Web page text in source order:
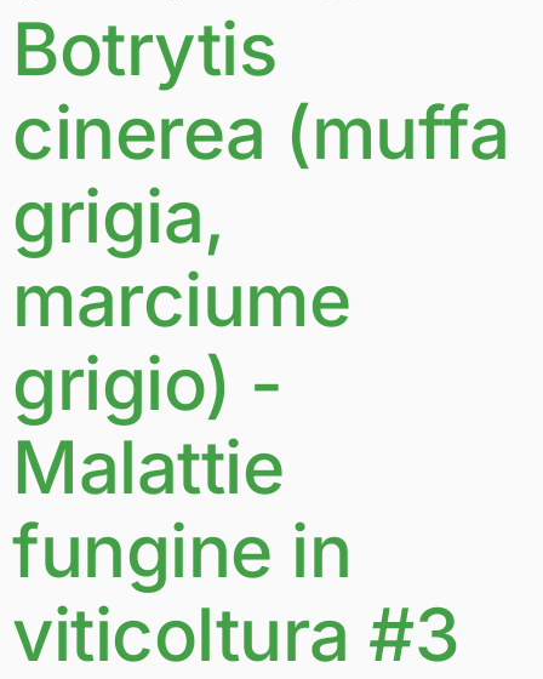
Botrytis
cinerea (muffa
grigia,
marciume
grigio) -
Malattie
fungine in
viticoltura #3